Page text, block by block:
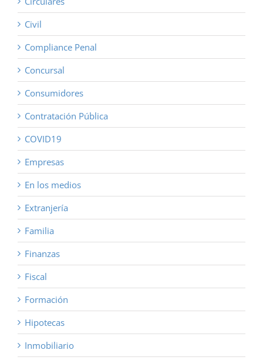
Civil
Compliance Penal
Concursal
Consumidores
Contratación Pública
COVID19
Empresas
En los medios
Extranjería
Familia
Finanzas
Fiscal
Formación
Hipotecas
Inmobiliario